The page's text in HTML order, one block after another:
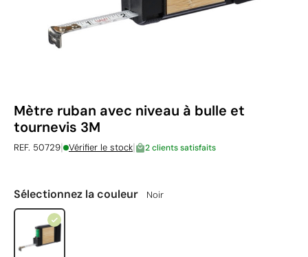
Mètre ruban avec niveau à bulle et
tournevis 3M
REF. 50729| Vérifier le stock| 2 clients satisfaits
Sélectionnez la couleur Noir